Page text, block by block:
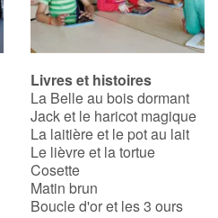
Livres et histoires
La Belle au bois dormant
Jack et le haricot magique
La laitière et le pot au lait
Le lièvre et la tortue
Cosette
Matin brun
Boucle d'or et les 3 ours